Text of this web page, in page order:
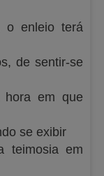
o enleio terá
de sentir-se
hora em que
se exibir
teimosia em